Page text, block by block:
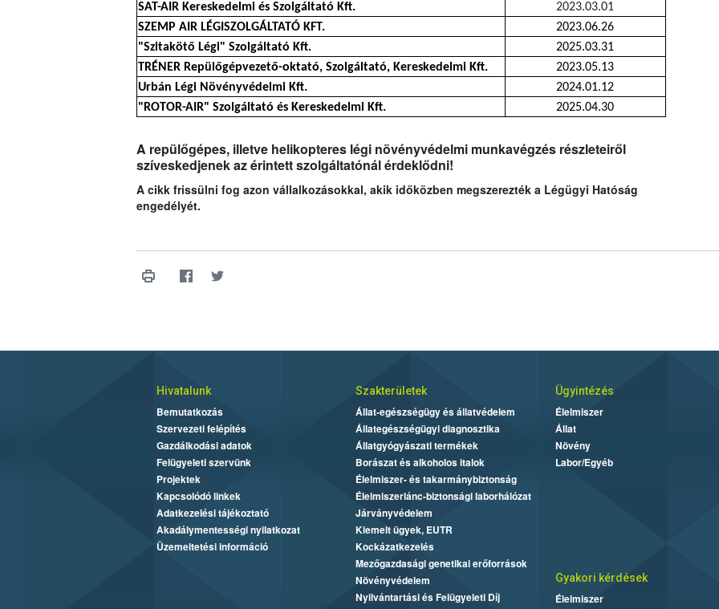
SAT-AIR Kereskedelmi és Szolgáltató Kft.
2023.03.01
SZEMP AIR LÉGISZOLGÁLTATÓ KFT.
2023.06.26
"Szitakötő Légi" Szolgáltató Kft.
2025.03.31
TRÉNER Repülőgépvezető-oktató, Szolgáltató, Kereskedelmi Kft.
2023.05.13
Urbán Légi Növényvédelmi Kft.
2024.01.12
"ROTOR-AIR" Szolgáltató és Kereskedelmi Kft.
2025.04.30
A repülőgépes, illetve helikopteres légi növényvédelmi munkavégzés részleteiről
szíveskedjenek az érintett szolgáltatónál érdeklődni!
A cikk frissülni fog azon vállalkozásokkal, akik időközben megszerezték a Légügyi Hatóság
engedélyét.
Hivatalunk
Bemutatkozás
Szervezeti felépítés
Gazdálkodási adatok
Felügyeleti szervünk
Projektek
Kapcsolódó linkek
Adatkezelési tájékoztató
Akadálymentességi nyilatkozat
Üzemeltetési információ
Szakterületek
Állat-egészségügy és állatvédelem
Állategészségügyi diagnosztika
Állatgyógyászati termékek
Borászat és alkoholos italok
Élelmiszer- és takarmánybiztonság
Élelmiszerlánc-biztonsági laborhálózat
Járványvédelem
Kiemelt ügyek, EUTR
Kockázatkezelés
Mezőgazdasági genetikai erőforrások
Növényvédelem
Nyilvántartási és Felügyeleti Díj
Ügyintézés
Élelmiszer
Állat
Növény
Labor/Egyéb
Gyakori kérdések
Élelmiszer